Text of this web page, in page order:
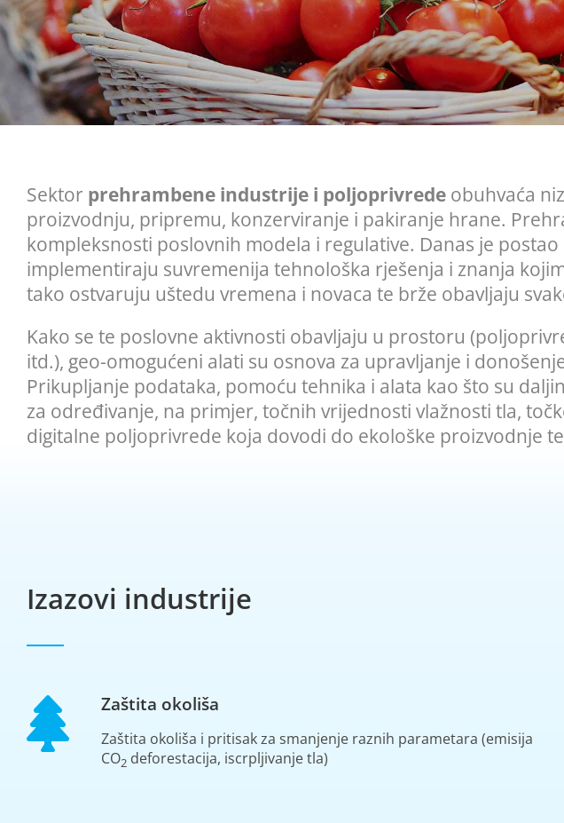
Sektor prehrambene industrije i poljoprivredeobuhvaća
proizvodnju, pripremu, konzerviranje i pakiranje hrane.
kompleksnosti poslovnih modela i regulative. Danas je
implementiraju suvremenija tehnološka rješenja i znanja
tako ostvaruju uštedu vremena i novaca te brže obavljaju
Kako se te poslovne aktivnosti obavljaju u prostoru
itd.), geo-omogućeni alati su osnova za upravljanje i
Prikupljanje podataka, pomoću tehnika i alata kao što su
za određivanje, na primjer, točnih vrijednosti vlažnosti tla,
digitalne poljoprivrede koja dovodi do ekološke proizvodnje
Izazovi industrije
Zaštita okoliša
Zaštita okoliša i pritisak za smanjenje raznih parametara (emisija
CO2deforestacija, iscrpljivanje tla)